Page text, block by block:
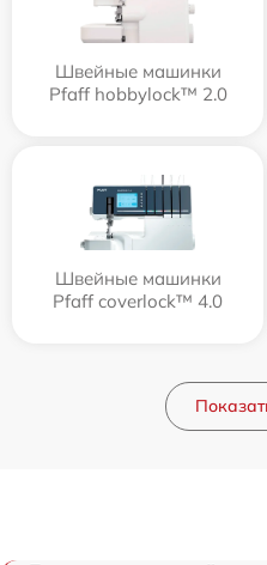
Швейные машинки
Pfaff hobbylock™ 2.0
Швейные машинки
Pfaff coverlock™ 4.0